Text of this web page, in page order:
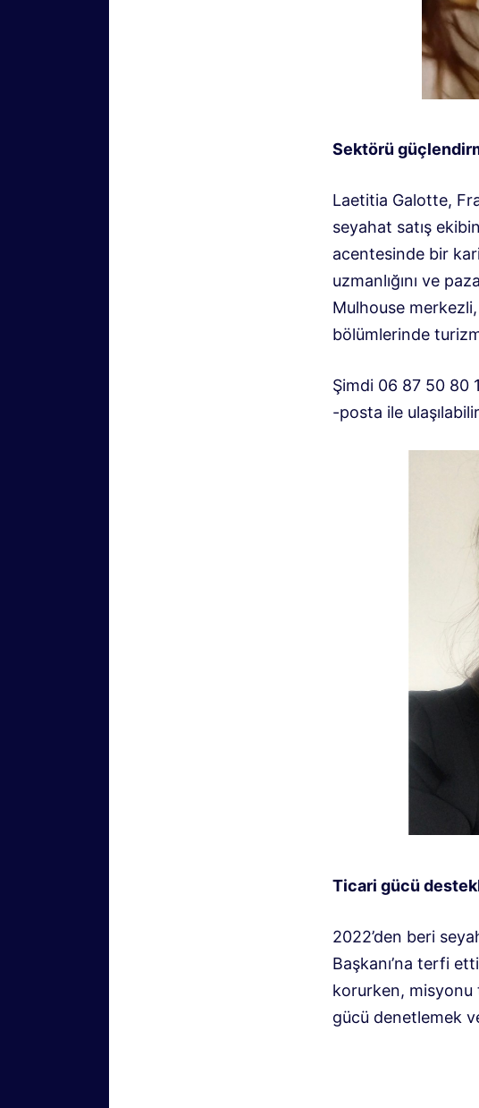
Sektörü
Laetitia Galotte,
seyahat satış
acentesinde bir
uzmanlığını ve
Mulhouse
bölümlerinde
Şimdi 06 87 50 80
-posta ile
Ticari gücü
2022’den beri
Başkanı’na terfi
korurken, misyonu
gücü denetlemek